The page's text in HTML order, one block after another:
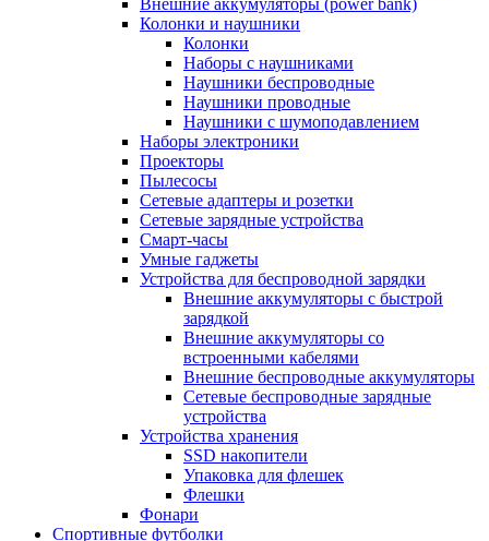
Внешние аккумуляторы (power bank)
Колонки и наушники
Колонки
Наборы с наушниками
Наушники беспроводные
Наушники проводные
Наушники с шумоподавлением
Наборы электроники
Проекторы
Пылесосы
Сетевые адаптеры и розетки
Сетевые зарядные устройства
Смарт-часы
Умные гаджеты
Устройства для беспроводной зарядки
Внешние аккумуляторы с быстрой
зарядкой
Внешние аккумуляторы со
встроенными кабелями
Внешние беспроводные аккумуляторы
Сетевые беспроводные зарядные
устройства
Устройства хранения
SSD накопители
Упаковка для флешек
Флешки
Фонари
Спортивные футболки